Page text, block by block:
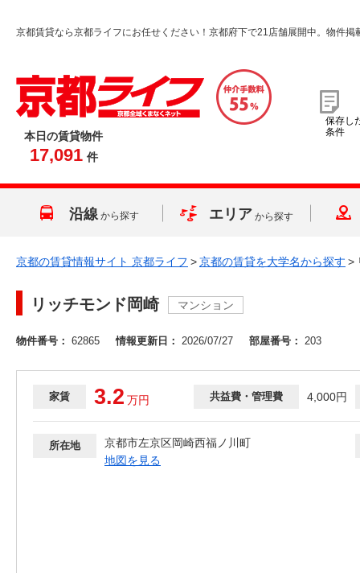
京都賃貸なら京都ライフにお任せください！京都府下で21店舗展開中。物件掲
本日の賃貸物件
17,091 件
保存し
条件
沿線 から探す エリア から探す
京都の賃貸情報サイト 京都ライフ >京都の賃貸を大学名から探す >
リッチモンド岡崎 マンション
物件番号： 62865 情報更新日： 2026/07/27 部屋番号： 203
家賃 3.2 万円 共益費・管理費 4,000円
所在地
京都市左京区岡崎西福ノ川町
地図を見る